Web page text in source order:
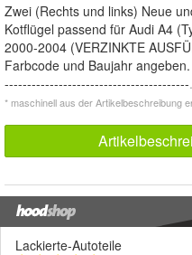
Zwei (Rechts und links) Neue
Kotflügel passend für Audi A4
2000-2004 (VERZINKTE
Farbcode und Baujahr
-----------------------------------------
* maschinell aus der Artikelbeschreibung
Lackierte-Autoteile